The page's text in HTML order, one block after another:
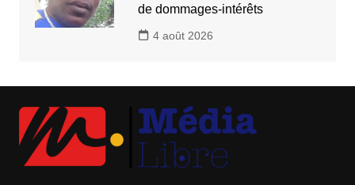
de dommages-intérêts
4 août 2026